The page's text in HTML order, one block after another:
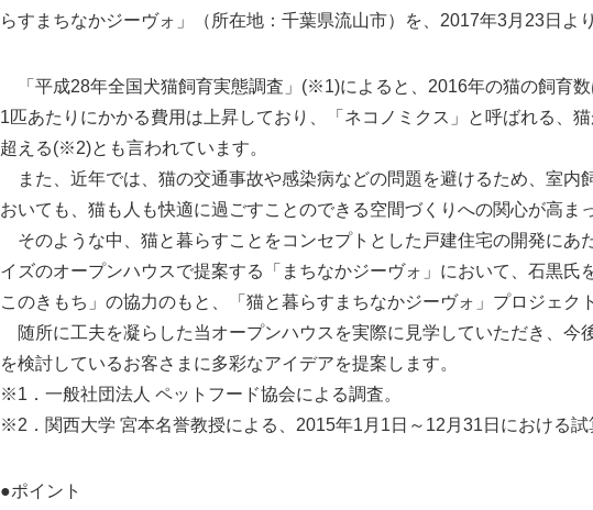
らすまちなかジーヴォ」（所在地：千葉県流山市）を、2017年3月23日よ
「平成28年全国犬猫飼育実態調査」(※1)によると、2016年の猫の飼育数
1匹あたりにかかる費用は上昇しており、「ネコノミクス」と呼ばれる、
超える(※2)とも言われています。
また、近年では、猫の交通事故や感染病などの問題を避けるため、室内
おいても、猫も人も快適に過ごすことのできる空間づくりへの関心が高ま
そのような中、猫と暮らすことをコンセプトとした戸建住宅の開発にあ
イズのオープンハウスで提案する「まちなかジーヴォ」において、石黒氏
このきもち」の協力のもと、「猫と暮らすまちなかジーヴォ」プロジェク
随所に工夫を凝らした当オープンハウスを実際に見学していただき、今
を検討しているお客さまに多彩なアイデアを提案します。
※1．一般社団法人 ペットフード協会による調査。
※2．関西大学 宮本名誉教授による、2015年1月1日～12月31日における試
●ポイント